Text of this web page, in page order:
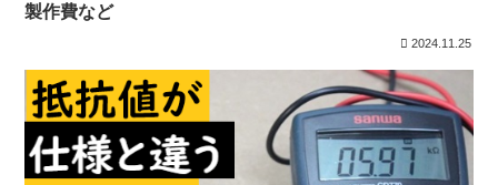
製作費など
2024.11.25